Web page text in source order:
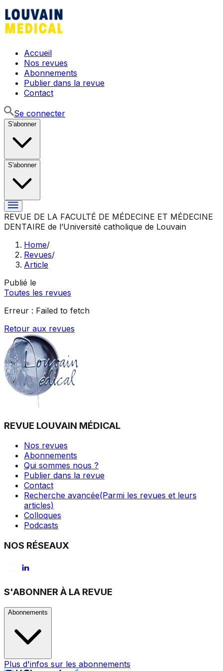
Accueil
Nos revues
Abonnements
Publier dans la revue
Contact
Se connecter
S'abonner
S'abonner
REVUE DE LA FACULTÉ DE MÉDECINE ET MÉDECINE
DENTAIRE de l’Université catholique de Louvain
Home/
Revues/
Article
Publié le
Toutes les revues
Erreur : Failed to fetch
Retour aux revues
REVUE LOUVAIN MÉDICAL
Nos revues
Abonnements
Qui sommes nous ?
Publier dans la revue
Contact
Recherche avancée(Parmi les revues et leurs
articles)
Colloques
Podcasts
NOS RÉSEAUX
S'ABONNER À LA REVUE
Abonnements
Plus d'infos sur les abonnements